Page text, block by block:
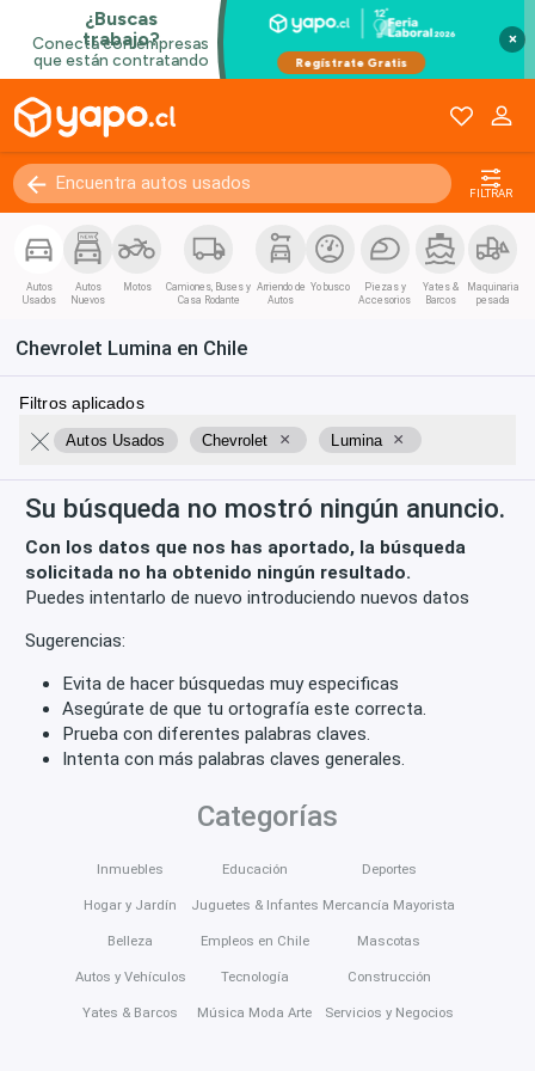
×
FILTRAR
Autos
Usados
Autos
Nuevos
Motos
Camiones, Buses y
Casa Rodante
Arriendo de
Autos
Yo busco
Piezas y
Accesorios
Yates &
Barcos
Maquinaria
pesada
Chevrolet Lumina en Chile
Filtros aplicados
Autos Usados Chevrolet × Lumina ×
Su búsqueda no mostró ningún anuncio.
Con los datos que nos has aportado, la búsqueda
solicitada no ha obtenido ningún resultado.
Puedes intentarlo de nuevo introduciendo nuevos datos
Sugerencias:
Evita de hacer búsquedas muy especificas
Asegúrate de que tu ortografía este correcta.
Prueba con diferentes palabras claves.
Intenta con más palabras claves generales.
Categorías
Inmuebles
Hogar y Jardín
Belleza
Autos y Vehículos
Yates & Barcos
Educación
Juguetes & Infantes
Empleos en Chile
Tecnología
Música Moda Arte
Deportes
Mercancía Mayorista
Mascotas
Construcción
Servicios y Negocios
Kilómetros 0 - 250000+